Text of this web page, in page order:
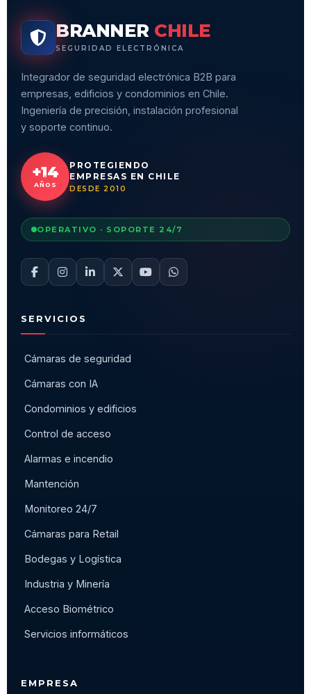
BRANNER CHILE
SEGURIDAD ELECTRÓNICA
Integrador de seguridad electrónica B2B para
empresas, edificios y condominios en Chile.
Ingeniería de precisión, instalación profesional
y soporte continuo.
+14
AÑOS
PROTEGIENDO
EMPRESAS EN CHILE
DESDE 2010
OPERATIVO · SOPORTE 24/7
SERVICIOS
Cámaras de seguridad
Cámaras con IA
Condominios y edificios
Control de acceso
Alarmas e incendio
Mantención
Monitoreo 24/7
Cámaras para Retail
Bodegas y Logística
Industria y Minería
Acceso Biométrico
Servicios informáticos
EMPRESA